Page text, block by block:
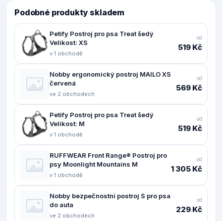
Podobné produkty skladem
Petify Postroj pro psa Treat šedý
Velikost: XS
v 1 obchodě
od
519 Kč
Nobby ergonomický postroj MAILO XS
červená
ve 2 obchodech
od
569 Kč
Petify Postroj pro psa Treat šedý
Velikost: M
v 1 obchodě
od
519 Kč
RUFFWEAR Front Range® Postroj pro
psy Moonlight Mountains M
v 1 obchodě
od
1 305 Kč
Nobby bezpečnostní postroj S pro psa
do auta
ve 2 obchodech
od
229 Kč